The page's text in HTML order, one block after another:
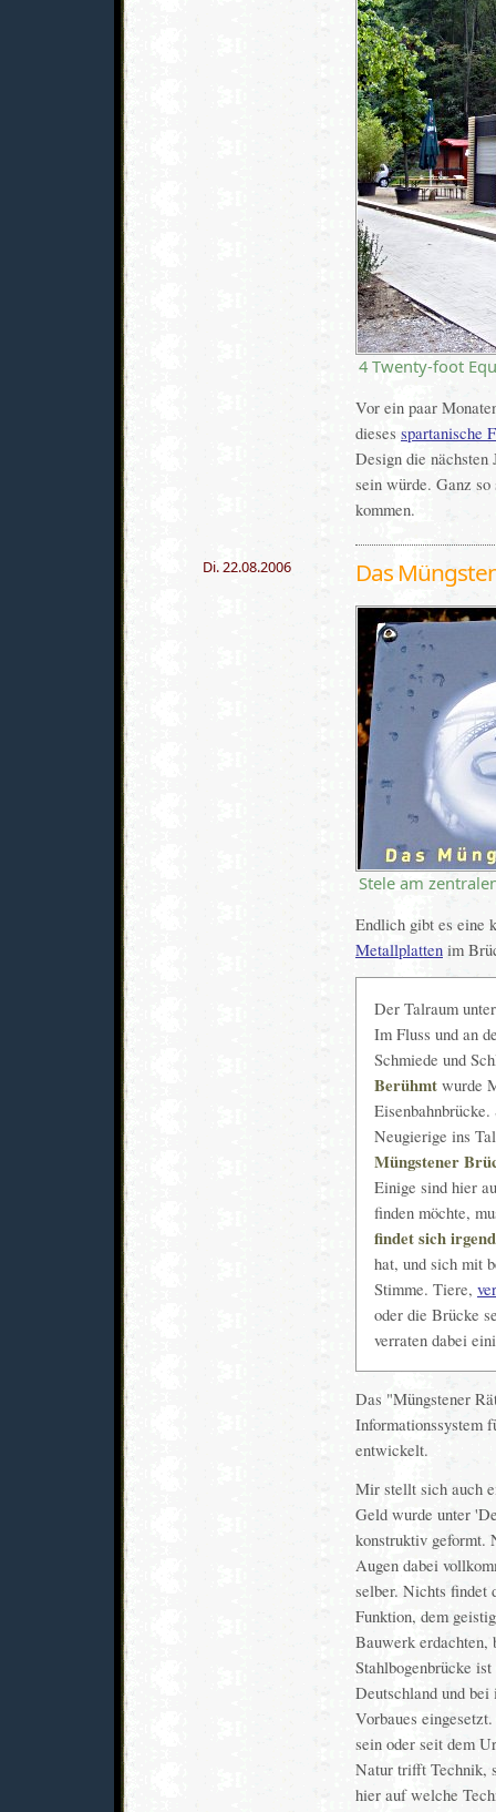
4 Twenty-foot
Vor ein paar
dieses spartanische
Design die nächsten
sein würde. Ganz
kommen.
Di. 22.08.2006 Das
Stele am
Endlich gibt es eine
Metallplatten im
Der Talraum
Im Fluss und an
Schmiede und
Berühmt wurde
Neugierige ins
Müngstener
Einige sind hier
finden möchte,
findet sich
hat, und sich mit
Stimme. Tiere,
oder die Brücke
verraten dabei
Das "Müngstener
Informationssystem
entwickelt.
Mir stellt sich auch
Geld wurde unter
konstruktiv geformt.
Augen dabei
selber. Nichts findet
Funktion, dem
Bauwerk erdachten,
Stahlbogenbrücke
Deutschland und
Vorbaues
sein oder seit dem
Natur trifft Technik,
hier auf welche